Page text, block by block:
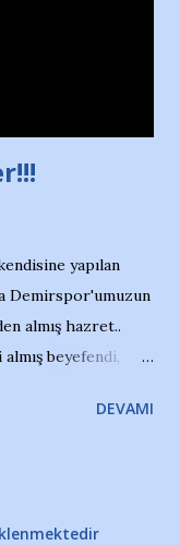
1973 – 1975
girdiği
yapılan
Demirspor'umuzun
almış hazret..
beyefendi,
destan..
fakat bu
DEVAMI